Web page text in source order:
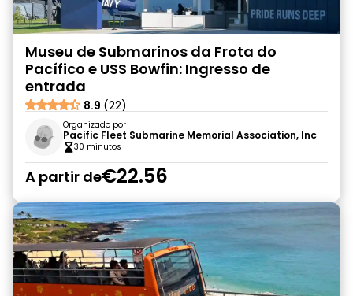
Museu de Submarinos da Frota do
Pacífico e USS Bowfin: Ingresso de
entrada
8.9 (22)
Organizado por
Pacific Fleet Submarine Memorial Association, Inc
30 minutos
A partir de€22.56